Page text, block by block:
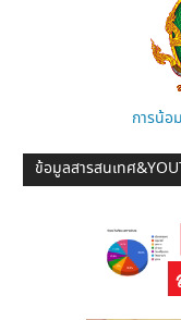
การน้อ
ข้อมูลสารสนเทศ